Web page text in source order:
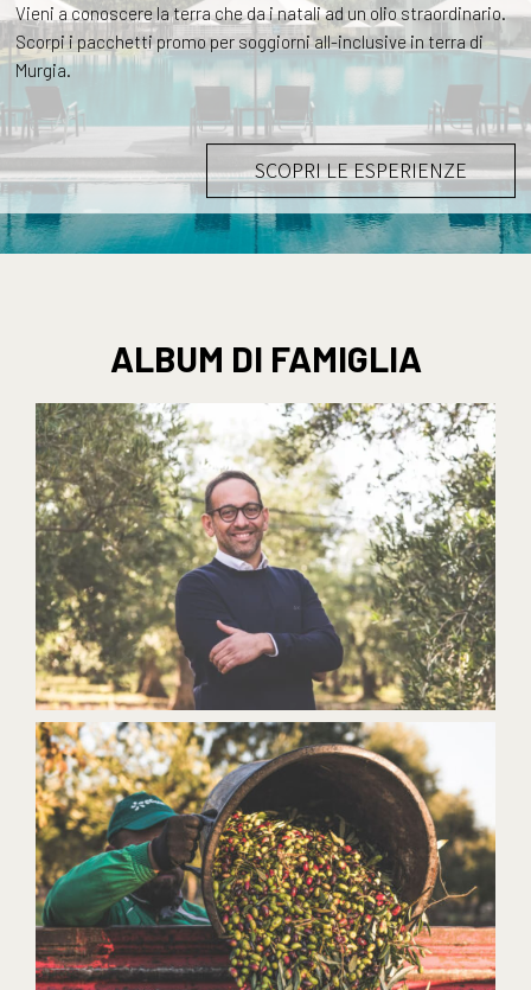
Vieni a conoscere la terra che da i natali ad un olio straordinario.
Scorpi i pacchetti promo per soggiorni all-inclusive in terra di
Murgia.
SCOPRI LE ESPERIENZE
ALBUM DI FAMIGLIA